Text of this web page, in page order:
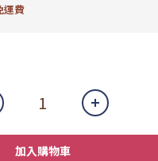
運費
加入購物車